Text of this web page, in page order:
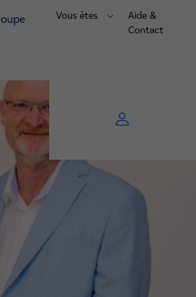
Vous êtes
Aide &
Contact